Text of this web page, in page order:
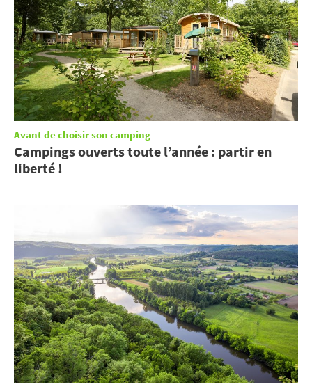
Avant de choisir son camping
Campings ouverts toute l’année : partir en
liberté !